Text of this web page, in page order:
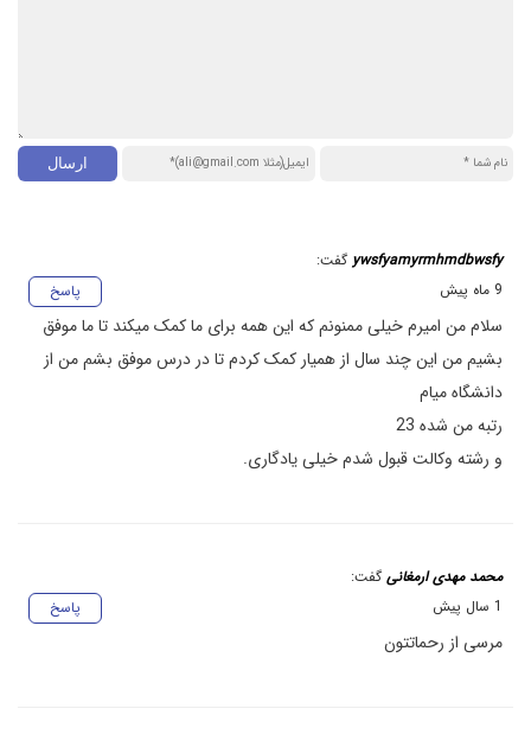
ywsfyamyrmhmdbwsfy گفت:
پاسخ
9 ماه پیش
سلام من امیرم خیلی ممنونم که این همه برای ما کمک میکند تا ما موفق
بشیم من این چند سال از همیار کمک کردم تا در درس موفق بشم من از
دانشگاه میام
رتبه من شده 23
و رشته وکالت قبول شدم خیلی یادگاری.
محمد مهدی ارمغانی گفت:
پاسخ
1 سال پیش
مرسی از رحماتتون